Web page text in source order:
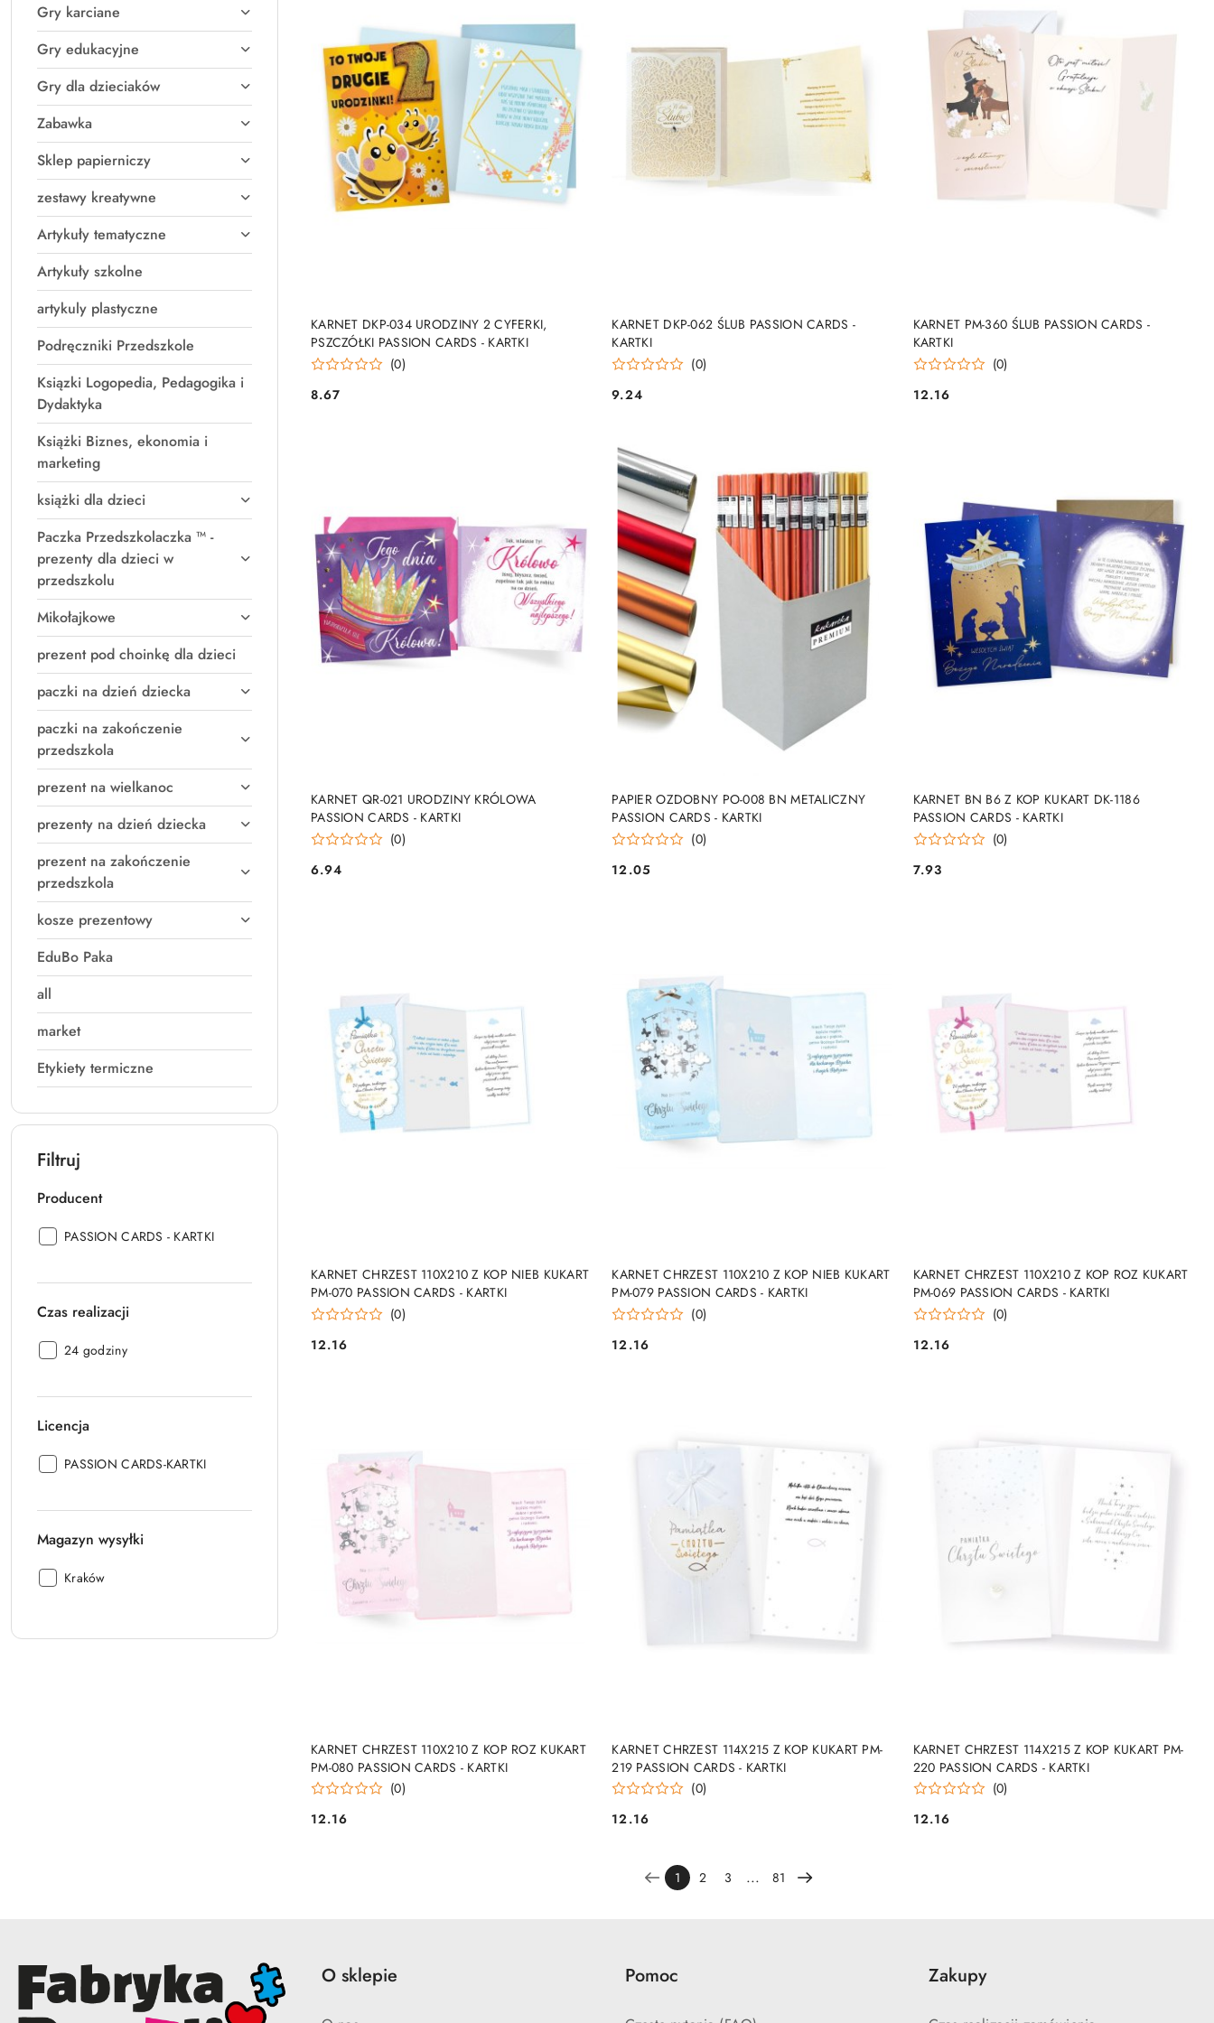
Gry karciane
Gry edukacyjne
Gry dla dzieciaków
Zabawka
Sklep papierniczy
zestawy kreatywne
Artykuły tematyczne
Artykuły szkolne
artykuly plastyczne
Podręczniki Przedszkole
Ksiązki Logopedia, Pedagogika i
Dydaktyka
Książki Biznes, ekonomia i
marketing
książki dla dzieci
Paczka Przedszkolaczka ™ -
prezenty dla dzieci w
przedszkolu
Mikołajkowe
prezent pod choinkę dla dzieci
paczki na dzień dziecka
paczki na zakończenie
przedszkola
prezent na wielkanoc
prezenty na dzień dziecka
prezent na zakończenie
przedszkola
kosze prezentowy
EduBo Paka
all
market
Etykiety termiczne
Filtruj
Producent
Producent:
PASSION CARDS - KARTKI
Czas realizacji
Czas
24 godziny
Licencja
Licencja:
PASSION CARDS-KARTKI
Magazyn wysyłki
Magazyn
Kraków
KARNET DKP-034 URODZINY 2 CYFERKI,
PSZCZÓŁKI PASSION CARDS - KARTKI
(0)
Cena:
8.67
PRODUKT NIEDOSTĘPNY
KARNET DKP-062 ŚLUB PASSION CARDS -
KARTKI
(0)
Cena:
9.24
PRODUKT NIEDOSTĘPNY
KARNET PM-360 ŚLUB PASSION CARDS -
KARTKI
(0)
Cena:
12.16
PRODUKT NIEDOSTĘPNY
KARNET QR-021 URODZINY KRÓLOWA
PASSION CARDS - KARTKI
(0)
Cena:
6.94
PRODUKT NIEDOSTĘPNY
PAPIER OZDOBNY PO-008 BN METALICZNY
PASSION CARDS - KARTKI
(0)
Cena:
12.05
PRODUKT NIEDOSTĘPNY
KARNET BN B6 Z KOP KUKART DK-1186
PASSION CARDS - KARTKI
(0)
Cena:
7.93
PRODUKT NIEDOSTĘPNY
KARNET CHRZEST 110X210 Z KOP NIEB KUKART
PM-070 PASSION CARDS - KARTKI
(0)
Cena:
12.16
PRODUKT NIEDOSTĘPNY
KARNET CHRZEST 110X210 Z KOP NIEB KUKART
PM-079 PASSION CARDS - KARTKI
(0)
Cena:
12.16
PRODUKT NIEDOSTĘPNY
KARNET CHRZEST 110X210 Z KOP ROZ KUKART
PM-069 PASSION CARDS - KARTKI
(0)
Cena:
12.16
PRODUKT NIEDOSTĘPNY
KARNET CHRZEST 110X210 Z KOP ROZ KUKART
PM-080 PASSION CARDS - KARTKI
(0)
Cena:
12.16
KARNET CHRZEST 114X215 Z KOP KUKART PM-
219 PASSION CARDS - KARTKI
(0)
Cena:
12.16
KARNET CHRZEST 114X215 Z KOP KUKART PM-
220 PASSION CARDS - KARTKI
(0)
Cena:
12.16
1 2 3 ... 81
O sklepie Pomoc Zakupy